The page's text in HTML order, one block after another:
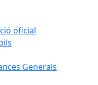
oficial
Generals